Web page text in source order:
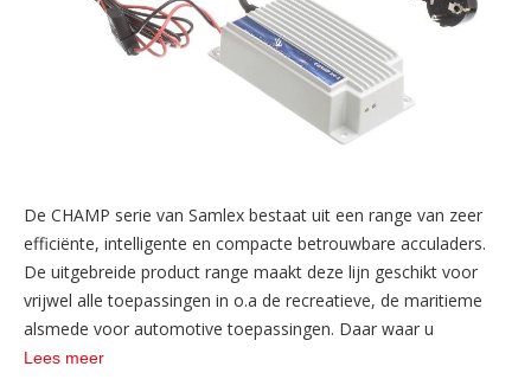
De CHAMP serie van Samlex bestaat uit een range van zeer
efficiënte, intelligente en compacte betrouwbare acculaders.
De uitgebreide product range maakt deze lijn geschikt voor
vrijwel alle toepassingen in o.a de recreatieve, de maritieme
alsmede voor automotive toepassingen. Daar waar u
betrouwbaarheid en kwaliteit zoekt bent u met een juiste
Lees meer